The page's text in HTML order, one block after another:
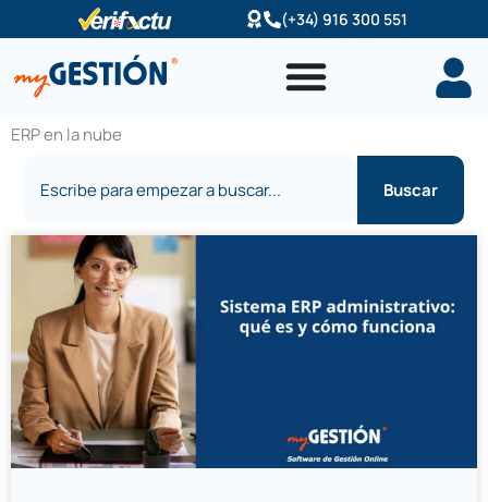
al
contenido
(+34) 916 300 551
ERP en la nube
Buscar